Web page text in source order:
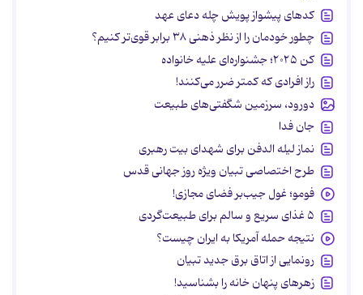
کدهای پیشواز پویش چله دعای عهد
چطور خودمان را از نظر ذهنی ۳۸ برابر قوی‌تر کنیم؟
کن ۲۰۲۵؛ جشنواره‌ای علیه خانواده
راز افرادی که کمتر ضرر می‌کنند!
دورود، سرزمین شگفتی‌های طبیعت
جان فدا
نماز لیله الدفن برای شهدای بیت رهبری
طرح اختصاصی تبیان ویژه روز جهانی قدس
فومو؛ غول جیب‌بر فضای مجازی!
۵ غذای سریع و سالم برای طبیعت‌گردی
نتیجه حمله آمریکا به ایران چیست؟
رونمایی از اتاق برق جدید تبیان
زهرهای پنهان خانه را بشناسید!